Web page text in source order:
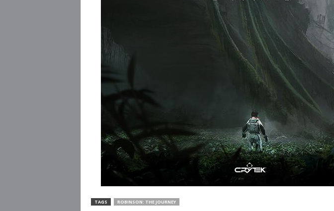
TAGS ROBINSON: THE JOURNEY